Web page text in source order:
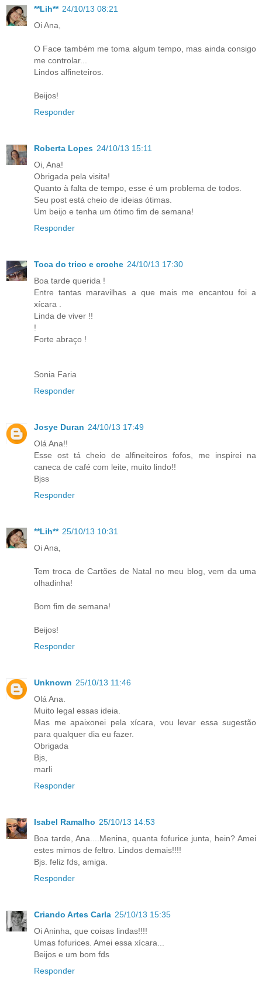
**Lih** 24/10/13 08:21
Oi Ana,
O Face também me toma algum tempo, mas ainda consigo
me controlar...
Lindos alfineteiros.
Beijos!
Responder
Roberta Lopes 24/10/13 15:11
Oi, Ana!
Obrigada pela visita!
Quanto à falta de tempo, esse é um problema de todos.
Seu post está cheio de ideias ótimas.
Um beijo e tenha um ótimo fim de semana!
Responder
Toca do trico e croche 24/10/13 17:30
Boa tarde querida !
Entre tantas maravilhas a que mais me encantou foi a
xícara .
Linda de viver !!
!
Forte abraço !
Sonia Faria
Responder
Josye Duran 24/10/13 17:49
Olá Ana!!
Esse ost tá cheio de alfineiteiros fofos, me inspirei na
caneca de café com leite, muito lindo!!
Bjss
Responder
**Lih** 25/10/13 10:31
Oi Ana,
Tem troca de Cartões de Natal no meu blog, vem da uma
olhadinha!
Bom fim de semana!
Beijos!
Responder
Unknown 25/10/13 11:46
Olá Ana.
Muito legal essas ideia.
Mas me apaixonei pela xícara, vou levar essa sugestão
para qualquer dia eu fazer.
Obrigada
Bjs,
marli
Responder
Isabel Ramalho 25/10/13 14:53
Boa tarde, Ana....Menina, quanta fofurice junta, hein? Amei
estes mimos de feltro. Lindos demais!!!!
Bjs. feliz fds, amiga.
Responder
Criando Artes Carla 25/10/13 15:35
Oi Aninha, que coisas lindas!!!!
Umas fofurices. Amei essa xícara...
Beijos e um bom fds
Responder